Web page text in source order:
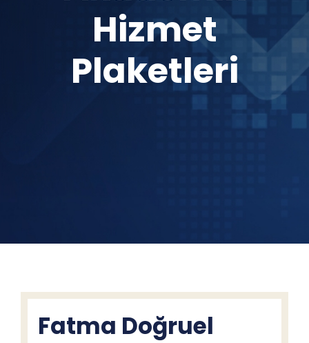
Hizmet
Plaketleri
Fatma Doğruel